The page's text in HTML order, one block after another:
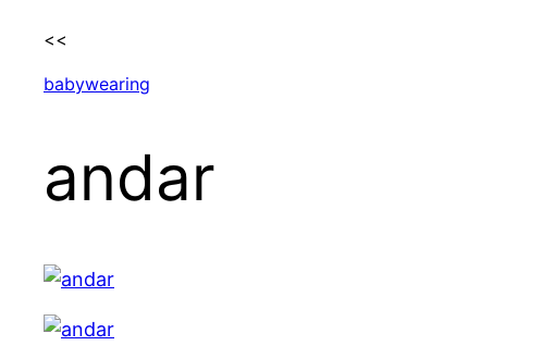
<<
babywearing
andar